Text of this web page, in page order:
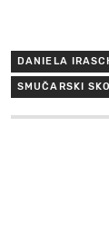
DANIELA
SMUČARSKI